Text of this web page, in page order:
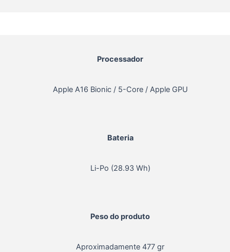
Processador
Apple A16 Bionic / 5-Core / Apple GPU
Bateria
Li-Po (28.93 Wh)
Peso do produto
Aproximadamente 477 gr